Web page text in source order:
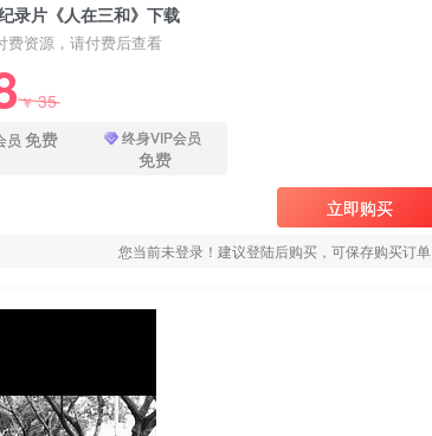
录片《人在三和》下载
费资源，请付费后查看
￥35
员 免费 终身VIP会员
免费
立即购买
您当前未登录！建议登陆后购买，可保存购买订单